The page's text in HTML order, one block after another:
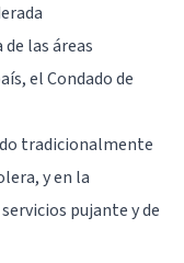
las áreas
el Condado de
tradicionalmente
y en la
pujante y de